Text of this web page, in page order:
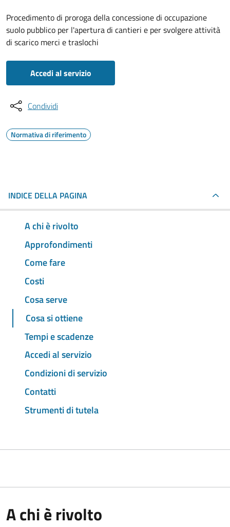
Procedimento di proroga della concessione di occupazione
suolo pubblico per l'apertura di cantieri e per svolgere attività
di scarico merci e traslochi
Accedi al servizio
Condividi
Normativa di riferimento
INDICE DELLA PAGINA
A chi è rivolto
Approfondimenti
Come fare
Costi
Cosa serve
Cosa si ottiene
Tempi e scadenze
Accedi al servizio
Condizioni di servizio
Contatti
Strumenti di tutela
A chi è rivolto